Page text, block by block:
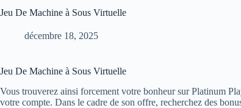
Jeu De Machine à Sous Virtuelle
décembre 18, 2025
Jeu De Machine à Sous Virtuelle
Vous trouverez ainsi forcement votre bonheur sur Platinum
votre compte. Dans le cadre de son offre, recherchez des